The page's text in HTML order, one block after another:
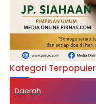
Kategori Terpopuler
Daerah